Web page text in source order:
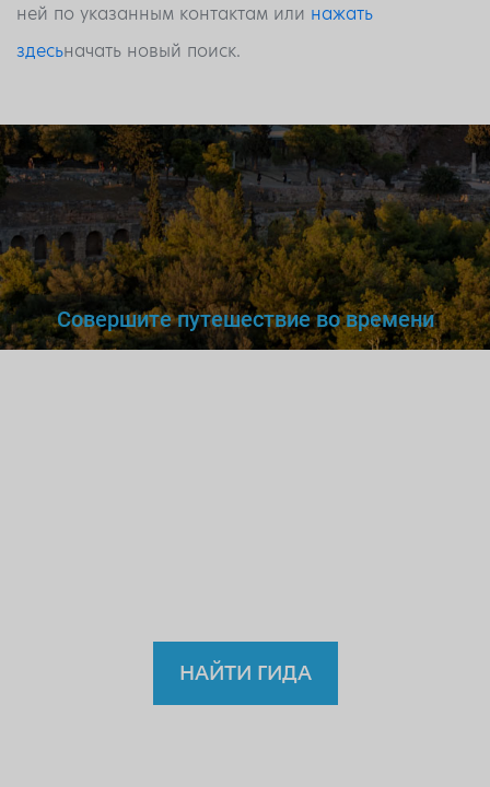
ней по указанным контактам или нажать
здесьначать новый поиск.
Совершите путешествие во времени
НАЙТИ ГИДА